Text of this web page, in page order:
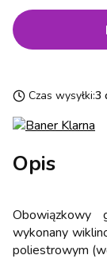
Czas wysyłki:3
Opis
Obowiązkowy
wykonany
poliestrowym